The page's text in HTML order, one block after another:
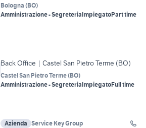
Bologna (BO)
Amministrazione - SegreteriaImpiegatoPart time
Back Office | Castel San Pietro Terme (BO)
Castel San Pietro Terme(BO)
Amministrazione - SegreteriaImpiegatoFull time
Azienda Service Key Group